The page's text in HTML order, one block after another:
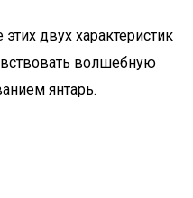
двух характеристик
волшебную
янтарь.